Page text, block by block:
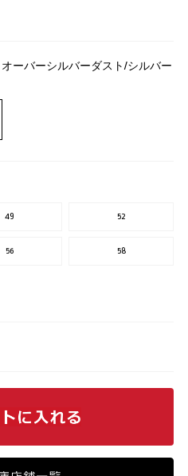
ーバーシルバーダスト/シルバー
49 52
56 58